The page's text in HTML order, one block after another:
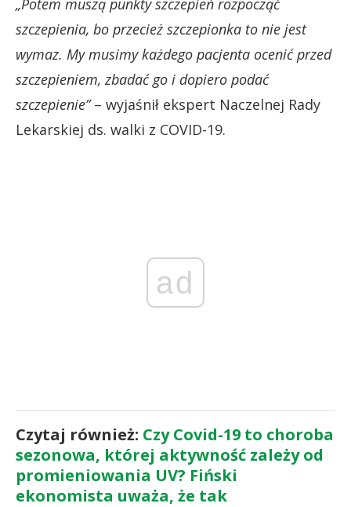
szczepienia, bo przecież szczepionka to nie jest
wymaz. My musimy każdego pacjenta ocenić przed
szczepieniem, zbadać go i dopiero podać
szczepienie”– wyjaśnił ekspert Naczelnej Rady
Lekarskiej ds. walki z COVID-19.
ad
Czytaj również: Czy Covid-19 to choroba
sezonowa, której aktywność zależy od
promieniowania UV? Fiński
ekonomista uważa, że tak